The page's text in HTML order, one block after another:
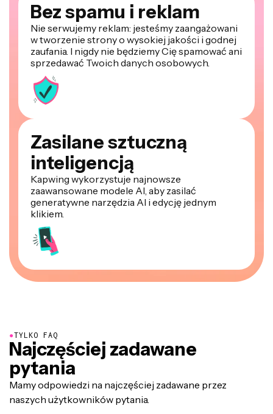
Bez spamu i reklam
Nie serwujemy reklam: jesteśmy zaangażowani
w tworzenie strony o wysokiej jakości i godnej
zaufania. I nigdy nie będziemy Cię spamować ani
sprzedawać Twoich danych osobowych.
Zasilane sztuczną
inteligencją
Kapwing wykorzystuje najnowsze
zaawansowane modele AI, aby zasilać
generatywne narzędzia AI i edycję jednym
klikiem.
●TYLKO FAQ
Najczęściej zadawane
pytania
Mamy odpowiedzi na najczęściej zadawane przez
naszych użytkowników pytania.